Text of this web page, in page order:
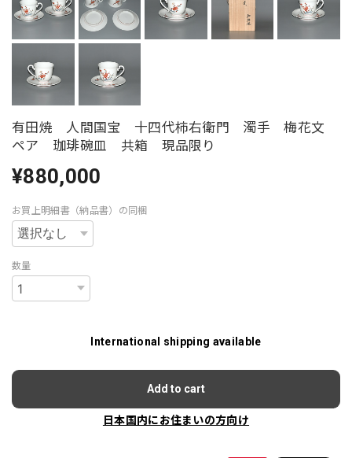
有田焼 人間国宝 十四代柿右衛門 濁手 梅花文
ペア 珈琲碗皿 共箱 現品限り
¥880,000
お買上明細書（納品書）の同梱
数量
International shipping available
Add to cart
日本国内にお住まいの方向け